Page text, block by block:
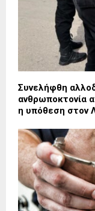
Συνελήφθη
ανθρωποκτονία
η υπόθεση στον